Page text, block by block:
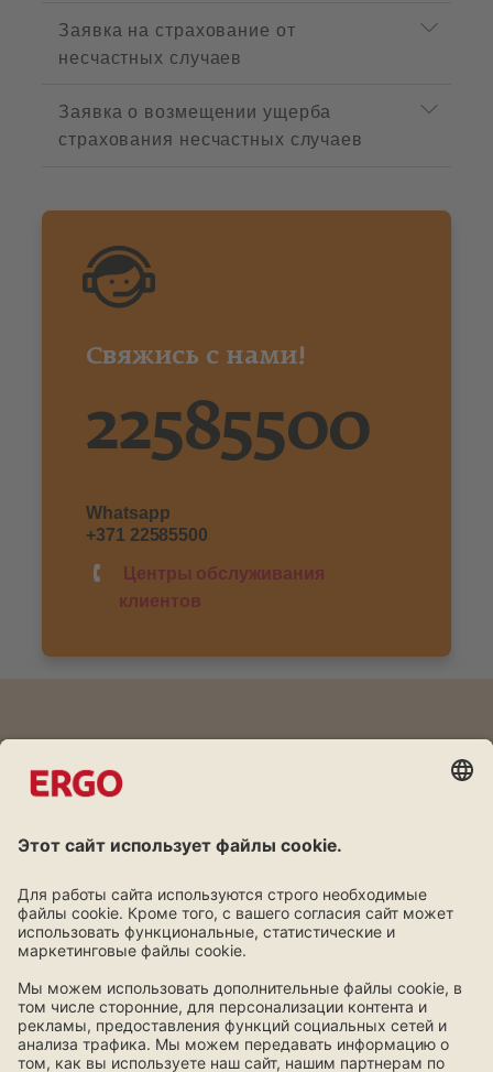
Заявка на страхование от
несчастных случаев
Заявка о возмещении ущерба
страхования несчастных случаев
Свяжись с нами!
22585500
Whatsapp
+371 22585500
Центры обслуживания
клиентов
Дружба окупается
Узнать больше!